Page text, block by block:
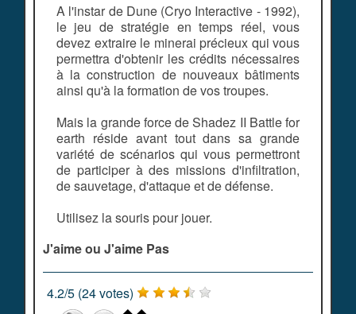
A l'instar de Dune (Cryo Interactive - 1992),
le jeu de stratégie en temps réel, vous
devez extraire le minerai précieux qui vous
permettra d'obtenir les crédits nécessaires
à la construction de nouveaux bâtiments
ainsi qu'à la formation de vos troupes.
Mais la grande force de Shadez II Battle for
earth réside avant tout dans sa grande
variété de scénarios qui vous permettront
de participer à des missions d'infiltration,
de sauvetage, d'attaque et de défense.
Utilisez la souris pour jouer.
J'aime ou J'aime Pas
4.2/5 (24votes)